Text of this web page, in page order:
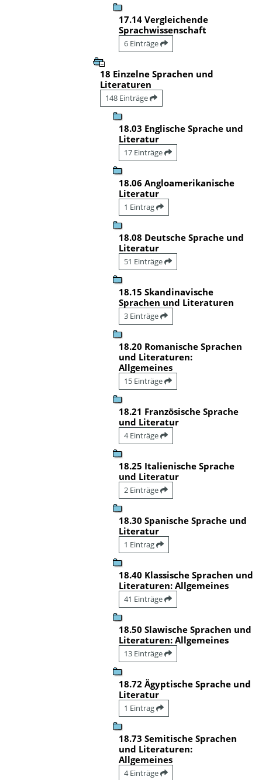
17.14 Vergleichende
Sprachwissenschaft
6 Einträge
18 Einzelne Sprachen und
Literaturen
148 Einträge
18.03 Englische Sprache und
Literatur
17 Einträge
18.06 Angloamerikanische
Literatur
1 Eintrag
18.08 Deutsche Sprache und
Literatur
51 Einträge
18.15 Skandinavische
Sprachen und Literaturen
3 Einträge
18.20 Romanische Sprachen
und Literaturen:
Allgemeines
15 Einträge
18.21 Französische Sprache
und Literatur
4 Einträge
18.25 Italienische Sprache
und Literatur
2 Einträge
18.30 Spanische Sprache und
Literatur
1 Eintrag
18.40 Klassische Sprachen und
Literaturen: Allgemeines
41 Einträge
18.50 Slawische Sprachen und
Literaturen: Allgemeines
13 Einträge
18.72 Ägyptische Sprache und
Literatur
1 Eintrag
18.73 Semitische Sprachen
und Literaturen:
Allgemeines
4 Einträge